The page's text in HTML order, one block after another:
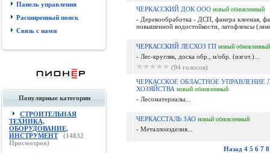
Панель управления
Расширенный поиск
Связь с нами
Популярные категории
СТРОИТЕЛЬНАЯ
ТЕХНИКА,
ОБОРУДОВАНИЕ,
ИНСТРУМЕНТ
(14832
Просмотров)
ЧЕРКАССКИЙ ДОК ООО новый обновленный
- Деревообработка - ДСП, фанера клееная,
повышенной водостойкости, латофлексы
ЧЕРКАССКИЙ ЛЕСХОЗ ГП новый обновленный
- Лес-кругляк, доска обр., н/обр. (изгот.)...
(94 голосов)
ЧЕРКАССКОЕ ОБЛАСТНОЕ УПРАВЛЕНИЕ
ХОЗЯЙСТВА новый обновленный
- Лесоматериалы...
ЧЕРКАССТАЛЬ ЗАО новый обновленный
- Металлоизделия...
Назад 4 5 6 7 8